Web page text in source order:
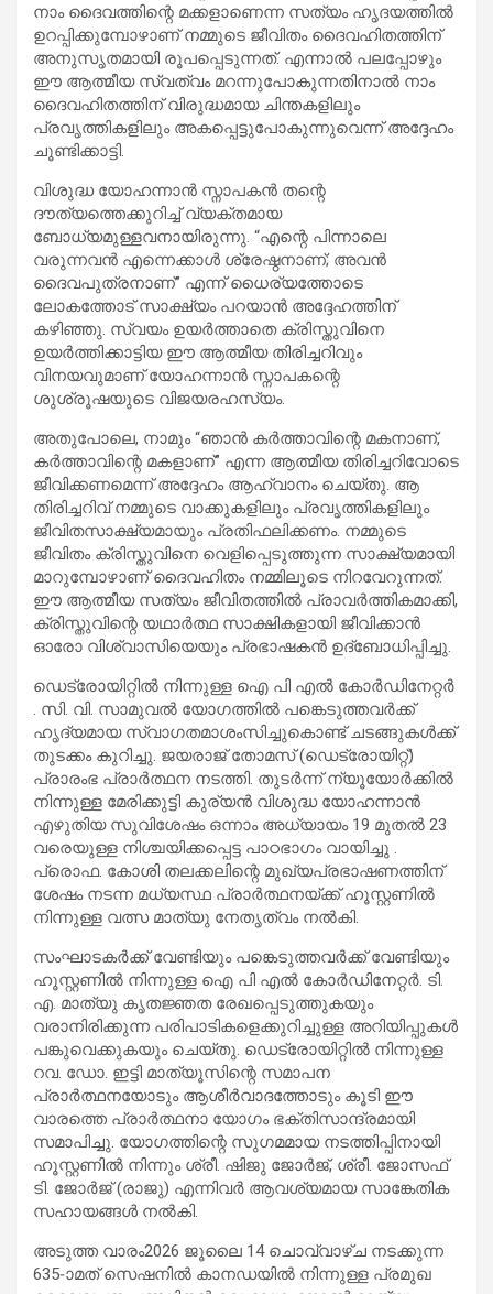
നാം ദൈവത്തിന്റെ മക്കളാണെന്ന സത്യം ഹൃദയത്തിൽ
ഉറപ്പിക്കുമ്പോഴാണ് നമ്മുടെ ജീവിതം ദൈവഹിതത്തിന്
അനുസൃതമായി രൂപപ്പെടുന്നത്. എന്നാൽ പലപ്പോഴും
ഈ ആത്മീയ സ്വത്വം മറന്നുപോകുന്നതിനാൽ നാം
ദൈവഹിതത്തിന് വിരുദ്ധമായ ചിന്തകളിലും
പ്രവൃത്തികളിലും അകപ്പെട്ടുപോകുന്നുവെന്ന് അദ്ദേഹം
ചൂണ്ടിക്കാട്ടി.
വിശുദ്ധ യോഹന്നാൻ സ്നാപകൻ തന്റെ
ദൗത്യത്തെക്കുറിച്ച് വ്യക്തമായ
ബോധ്യമുള്ളവനായിരുന്നു. “എന്റെ പിന്നാലെ
വരുന്നവൻ എന്നെക്കാൾ ശ്രേഷ്ഠനാണ്; അവൻ
ദൈവപുത്രനാണ്” എന്ന് ധൈര്യത്തോടെ
ലോകത്തോട് സാക്ഷ്യം പറയാൻ അദ്ദേഹത്തിന്
കഴിഞ്ഞു. സ്വയം ഉയർത്താതെ ക്രിസ്തുവിനെ
ഉയർത്തിക്കാട്ടിയ ഈ ആത്മീയ തിരിച്ചറിവും
വിനയവുമാണ് യോഹന്നാൻ സ്നാപകന്റെ
ശുശ്രൂഷയുടെ വിജയരഹസ്യം.
അതുപോലെ, നാമും “ഞാൻ കർത്താവിന്റെ മകനാണ്,
കർത്താവിന്റെ മകളാണ്” എന്ന ആത്മീയ തിരിച്ചറിവോടെ
ജീവിക്കണമെന്ന് അദ്ദേഹം ആഹ്വാനം ചെയ്തു. ആ
തിരിച്ചറിവ് നമ്മുടെ വാക്കുകളിലും പ്രവൃത്തികളിലും
ജീവിതസാക്ഷ്യമായും പ്രതിഫലിക്കണം. നമ്മുടെ
ജീവിതം ക്രിസ്തുവിനെ വെളിപ്പെടുത്തുന്ന സാക്ഷ്യമായി
മാറുമ്പോഴാണ് ദൈവഹിതം നമ്മിലൂടെ നിറവേറുന്നത്.
ഈ ആത്മീയ സത്യം ജീവിതത്തിൽ പ്രാവർത്തികമാക്കി,
ക്രിസ്തുവിന്റെ യഥാർത്ഥ സാക്ഷികളായി ജീവിക്കാൻ
ഓരോ വിശ്വാസിയെയും പ്രഭാഷകൻ ഉദ്ബോധിപ്പിച്ചു.
ഡെട്രോയിറ്റിൽ നിന്നുള്ള ഐ പി എൽ കോർഡിനേറ്റർ
. സി. വി. സാമുവൽ യോഗത്തിൽ പങ്കെടുത്തവർക്ക്
ഹൃദ്യമായ സ്വാഗതമാശംസിച്ചുകൊണ്ട് ചടങ്ങുകൾക്ക്
തുടക്കം കുറിച്ചു. ജയരാജ് തോമസ് (ഡെട്രോയിറ്റ്)
പ്രാരംഭ പ്രാർത്ഥന നടത്തി. തുടർന്ന് ന്യൂയോർക്കിൽ
നിന്നുള്ള മേരിക്കുട്ടി കുര്യൻ വിശുദ്ധ യോഹന്നാൻ
എഴുതിയ സുവിശേഷം ഒന്നാം അധ്യായം 19 മുതൽ 23
വരെയുള്ള നിശ്ചയിക്കപ്പെട്ട പാഠഭാഗം വായിച്ചു .
പ്രൊഫ. കോശി തലക്കലിന്റെ മുഖ്യപ്രഭാഷണത്തിന്
ശേഷം നടന്ന മധ്യസ്ഥ പ്രാർത്ഥനയ്ക്ക് ഹൂസ്റ്റണിൽ
നിന്നുള്ള വത്സ മാത്യു നേതൃത്വം നൽകി.
സംഘാടകർക്ക് വേണ്ടിയും പങ്കെടുത്തവർക്ക് വേണ്ടിയും
ഹൂസ്റ്റണിൽ നിന്നുള്ള ഐ പി എൽ കോർഡിനേറ്റർ. ടി.
എ. മാത്യു കൃതജ്ഞത രേഖപ്പെടുത്തുകയും
വരാനിരിക്കുന്ന പരിപാടികളെക്കുറിച്ചുള്ള അറിയിപ്പുകൾ
പങ്കുവെക്കുകയും ചെയ്തു. ഡെട്രോയിറ്റിൽ നിന്നുള്ള
റവ. ഡോ. ഇട്ടി മാത്യൂസിന്റെ സമാപന
പ്രാർത്ഥനയോടും ആശീർവാദത്തോടും കൂടി ഈ
വാരത്തെ പ്രാർത്ഥനാ യോഗം ഭക്തിസാന്ദ്രമായി
സമാപിച്ചു. യോഗത്തിന്റെ സുഗമമായ നടത്തിപ്പിനായി
ഹൂസ്റ്റണിൽ നിന്നും ശ്രീ. ഷിജു ജോർജ്, ശ്രീ. ജോസഫ്
ടി. ജോർജ് (രാജു) എന്നിവർ ആവശ്യമായ സാങ്കേതിക
സഹായങ്ങൾ നൽകി.
അടുത്ത വാരം2026 ജൂലൈ 14 ചൊവ്വാഴ്ച നടക്കുന്ന
635-ാമത് സെഷനിൽ കാനഡയിൽ നിന്നുള്ള പ്രമുഖ